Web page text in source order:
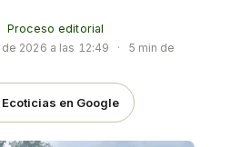
Proceso editorial
2026 a las 12:49 ·
5 min de
en Google